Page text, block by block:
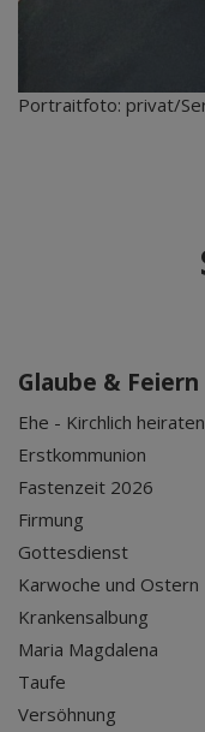
Portraitfoto: privat/
Glaube & Feiern
Ehe - Kirchlich heiraten
Erstkommunion
Fastenzeit 2026
Firmung
Gottesdienst
Karwoche und Ostern
Krankensalbung
Maria Magdalena
Taufe
Versöhnung